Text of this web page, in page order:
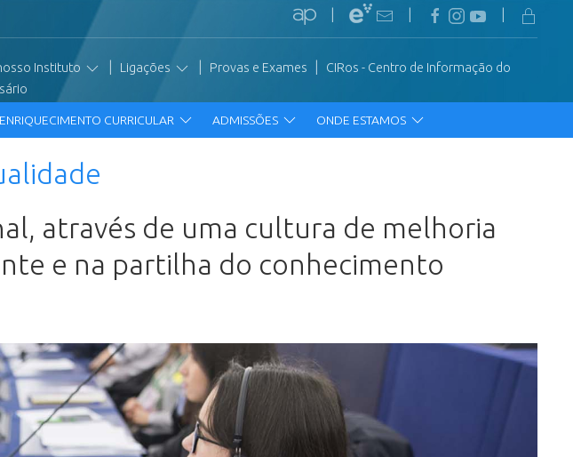
Instituto Ligações Provas e Exames
CIRos - Centro de Informação do
ENRIQUECIMENTO CURRICULAR ADMISSÕES ONDE ESTAMOS
através de uma cultura de melhoria
e na partilha do conhecimento